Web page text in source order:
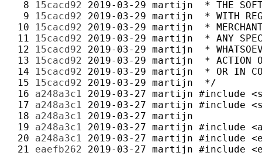
  8
15cacd92 2019-03-29 martijn
  9
15cacd92 2019-03-29 martijn
10
15cacd92 2019-03-29 martijn
11
15cacd92 2019-03-29 martijn
12
15cacd92 2019-03-29 martijn
13
15cacd92 2019-03-29 martijn
14
15cacd92 2019-03-29 martijn
15
15cacd92 2019-03-29 martijn
16 a248a3c1 2019-03-27 martijn
17 a248a3c1 2019-03-27 martijn
18 a248a3c1 2019-03-27 martijn
19 a248a3c1 2019-03-27 martijn
20 a248a3c1 2019-03-27 martijn
21 eaefb262 2019-03-27 martijn